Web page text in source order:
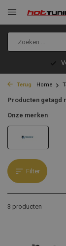
Terug Home
Producten getagd
Onze merken
Filter
3 producten